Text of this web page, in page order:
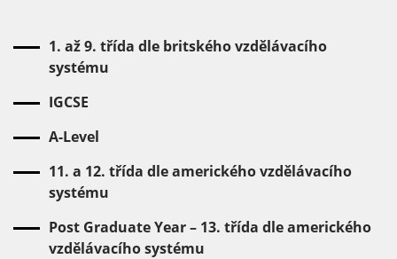
1. až 9. třída dle britského vzdělávacího
systému
IGCSE
A-Level
11. a 12. třída dle amerického vzdělávacího
systému
Post Graduate Year – 13. třída dle amerického
vzdělávacího systému